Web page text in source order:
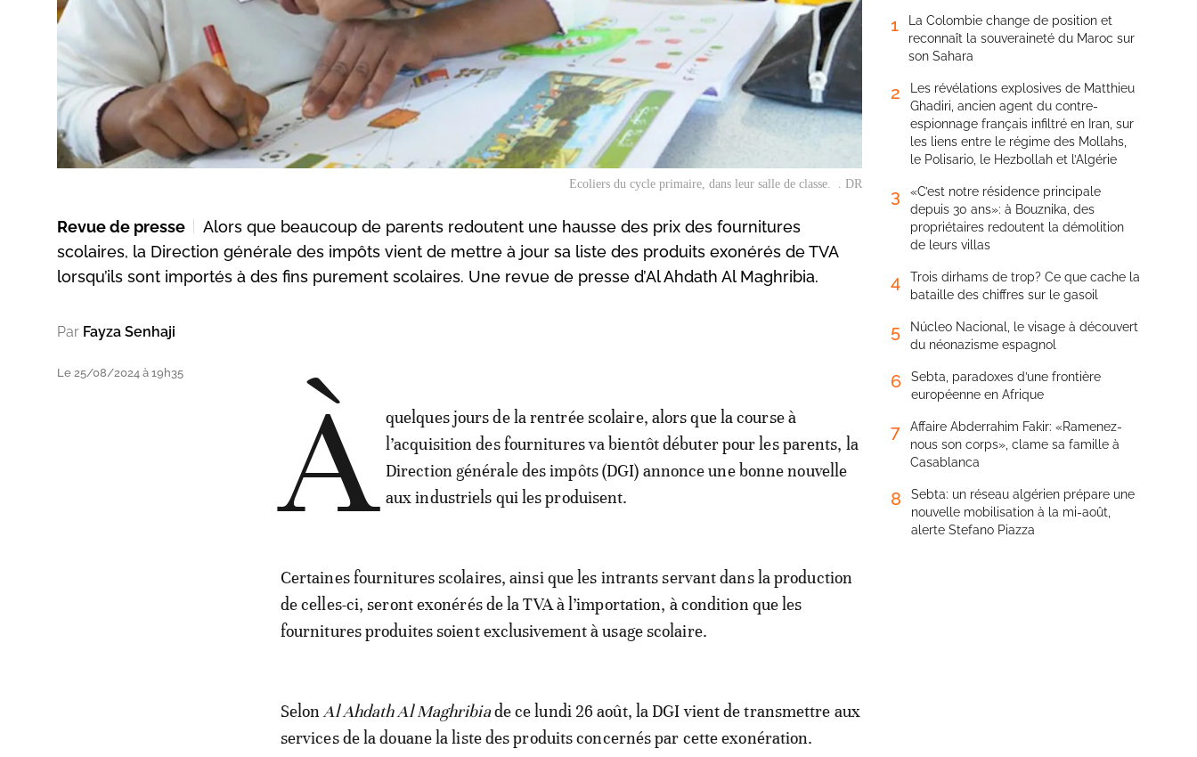
Ecoliers du cycle primaire, dans leur salle de classe. . DR
Revue de presse
Alors que beaucoup de parents redoutent une hausse des prix des fournitures
scolaires, la Direction générale des impôts vient de mettre à jour sa liste des produits exonérés de TVA
lorsqu’ils sont importés à des fins purement scolaires. Une revue de presse d’Al Ahdath Al Maghribia.
Par Fayza Senhaji
Le 25/08/2024 à 19h35 À quelques jours de la rentrée scolaire, alors que la course à
l’acquisition des fournitures va bientôt débuter pour les parents, la
Direction générale des impôts (DGI) annonce une bonne nouvelle
aux industriels qui les produisent.
Certaines fournitures scolaires, ainsi que les intrants servant dans la production
de celles-ci, seront exonérés de la TVA à l’importation, à condition que les
fournitures produites soient exclusivement à usage scolaire.
Selon Al Ahdath Al Maghribiade ce lundi 26 août, la DGI vient de transmettre aux
services de la douane la liste des produits concernés par cette exonération.
1
La Colombie change de position et
reconnaît la souveraineté du Maroc sur
son Sahara
2
Les révélations explosives de Matthieu
Ghadiri, ancien agent du contre-
espionnage français infiltré en Iran, sur
les liens entre le régime des Mollahs,
le Polisario, le Hezbollah et l’Algérie
3
«C’est notre résidence principale
depuis 30 ans»: à Bouznika, des
propriétaires redoutent la démolition
de leurs villas
4
Trois dirhams de trop? Ce que cache la
bataille des chiffres sur le gasoil
5
Núcleo Nacional, le visage à découvert
du néonazisme espagnol
6
Sebta, paradoxes d’une frontière
européenne en Afrique
7
Affaire Abderrahim Fakir: «Ramenez-
nous son corps», clame sa famille à
Casablanca
8
Sebta: un réseau algérien prépare une
nouvelle mobilisation à la mi-août,
alerte Stefano Piazza